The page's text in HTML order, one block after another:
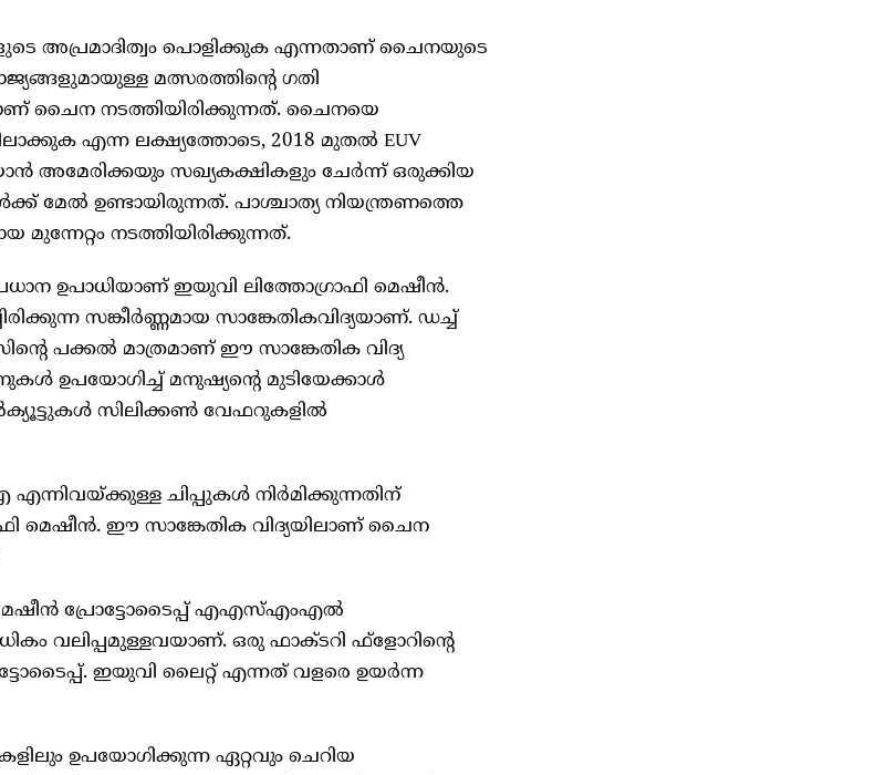
അപ്രമാദിത്വം പൊളിക്കുക എന്നതാണ് ചൈനയുടെ
മത്സരത്തിന്റെ ഗതി
ചൈന നടത്തിയിരിക്കുന്നത്. ചൈനയെ
എന്ന ലക്ഷ്യത്തോടെ, 2018 മുതൽ EUV
അമേരിക്കയും സഖ്യകക്ഷികളും ചേർന്ന് ഒരുക്കിയ
മേൽ ഉണ്ടായിരുന്നത്. പാശ്ചാത്യ നിയന്ത്രണത്തെ
നടത്തിയിരിക്കുന്നത്.
ഉപാധിയാണ് ഇയുവി ലിത്തോഗ്രാഫി മെഷീൻ.
സങ്കീർണ്ണമായ സാങ്കേതികവിദ്യയാണ്. ഡച്ച്
പക്കൽ മാത്രമാണ് ഈ സാങ്കേതിക വിദ്യ
ഉപയോഗിച്ച് മനുഷ്യന്റെ മുടിയേക്കാൾ
സിലിക്കൺ വേഫറുകളിൽ
ചിപ്പുകൾ നിർമിക്കുന്നതിന്
മെഷീൻ. ഈ സാങ്കേതിക വിദ്യയിലാണ് ചൈന
മെഷീൻ പ്രോട്ടോടൈപ്പ് എഎസ്എംഎൽ
വലിപ്പമുള്ളവയാണ്. ഒരു ഫാക്ടറി ഫ്‌ളോറിന്റെ
ഇയുവി ലൈറ്റ് എന്നത് വളരെ ഉയർന്ന
ഉപയോഗിക്കുന്ന ഏറ്റവും ചെറിയ